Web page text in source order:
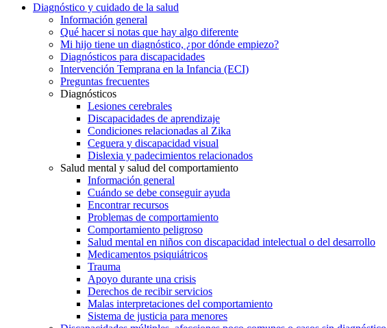
Diagnóstico y cuidado de la salud
Información general
Qué hacer si notas que hay algo diferente
Mi hijo tiene un diagnóstico, ¿por dónde empiezo?
Diagnósticos para discapacidades
Intervención Temprana en la Infancia (ECI)
Preguntas frecuentes
Diagnósticos
Lesiones cerebrales
Discapacidades de aprendizaje
Condiciones relacionadas al Zika
Ceguera y discapacidad visual
Dislexia y padecimientos relacionados
Salud mental y salud del comportamiento
Información general
Cuándo se debe conseguir ayuda
Encontrar recursos
Problemas de comportamiento
Comportamiento peligroso
Salud mental en niños con discapacidad intelectual o del desarrollo
Medicamentos psiquiátricos
Trauma
Apoyo durante una crisis
Derechos de recibir servicios
Malas interpretaciones del comportamiento
Sistema de justicia para menores